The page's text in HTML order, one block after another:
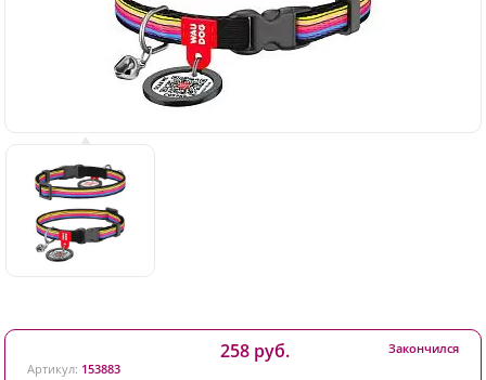
Артикул: 153883
258 руб. Закончился